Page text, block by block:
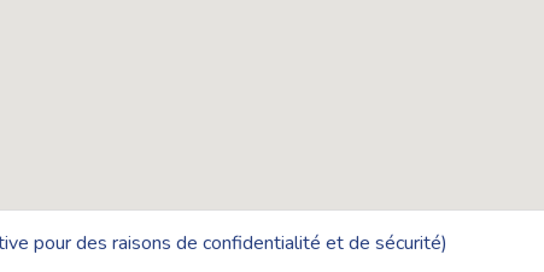
pour des raisons de confidentialité et de sécurité)